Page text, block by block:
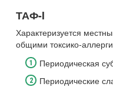
ТАФ-I
Характеризуется
общими токсико-
Периодическая
Периодические